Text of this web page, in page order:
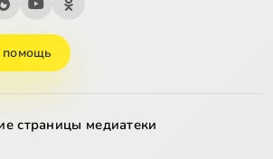
страницы медиатеки